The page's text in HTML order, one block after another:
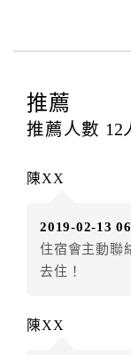
四、訂單異動
未提出申辦不得
每筆訂單異動限
辦理取消退款。
房者應補足差額
房者不得要求退
五、保留住宿
（提出申辦日為
推薦
推薦人數 12
陳XX
2019-02-13
住宿會主動聯
去住！
陳XX